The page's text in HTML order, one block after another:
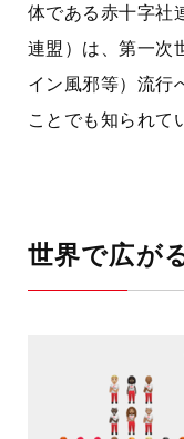
体である赤十字社
連盟）は、第一次
イン風邪等）流行
ことでも知られて
世界で広が